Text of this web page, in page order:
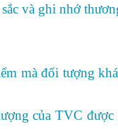
và ghi nhớ
mà đối tượng
của TVC